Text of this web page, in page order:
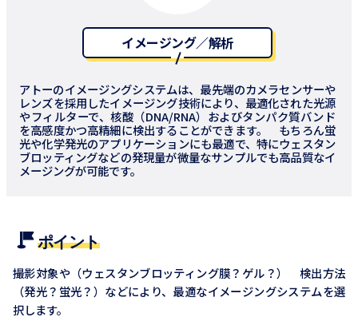
イメージング／解析
アトーのイメージングシステムは、最先端のカメラセンサーや
レンズを採用したイメージング技術により、最適化された光源
やフィルターで、核酸（DNA/RNA）およびタンパク質バンド
を高感度かつ高精細に検出することができます。 もちろん蛍
光や化学発光のアプリケーションにも最適で、特にウェスタン
ブロッティングなどの発現量が微量なサンプルでも高品質なイ
メージングが可能です。
ポイント
撮影対象や（ウェスタンブロッティング膜？ゲル？） 検出方法
（発光？蛍光？）などにより、最適なイメージングシステムを選
択します。